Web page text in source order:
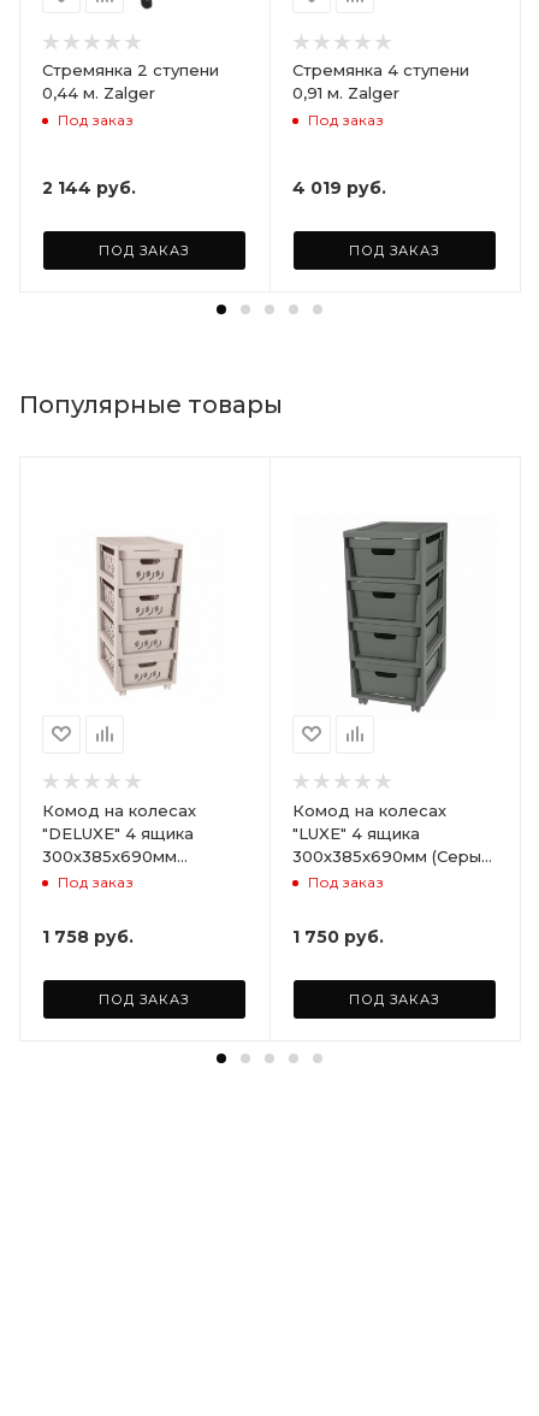
Стремянка 2 ступени
0,44 м. Zalger
Под заказ
2 144 руб.
ПОД ЗАКАЗ
Стремянка 4 ступени
0,91 м. Zalger
Под заказ
4 019 руб.
ПОД ЗАКАЗ
Популярные товары
Комод на колесах
"DELUXE" 4 ящика
300х385х690мм
(Светло-бежевый)
Под заказ
1 758 руб.
ПОД ЗАКАЗ
Комод на колесах
"LUXE" 4 ящика
300х385х690мм (Серый)
ARD258086
Под заказ
1 750 руб.
ПОД ЗАКАЗ